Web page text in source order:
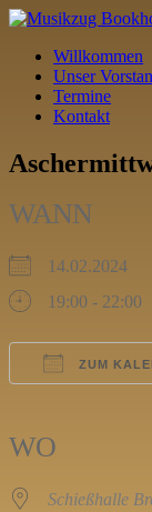
Willkommen
Unser
Termine
Kontakt
WANN
14.02.2024
19:00 - 22:00
ZUM
WO
Schießhalle